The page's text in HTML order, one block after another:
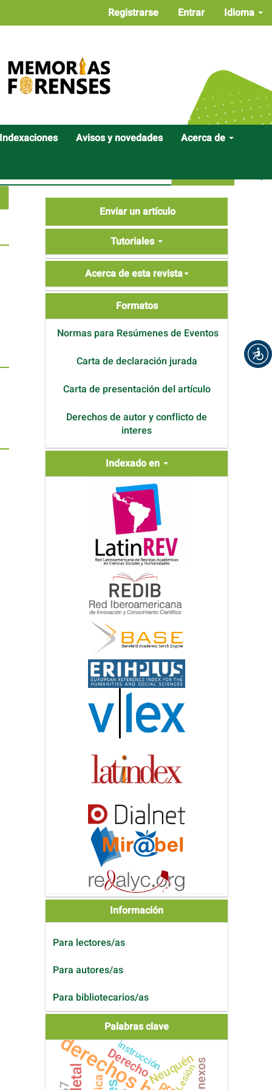
Idioma
Registrarse Entrar
Indexaciones Avisos y novedades
Acerca de
un
artículo
Enviar un artículo
Tutoriales
Acerca de esta revista
Formatos
Normas para Resúmenes de Eventos
Carta de declaración jurada
Carta de presentación del artículo
Derechos de autor y conflicto de
interes
Indexado en
Información
Para lectores/as
Para autores/as
Para bibliotecarios/as
Palabras clave
DerechoNeuquénconexos
instrucción
Lesión